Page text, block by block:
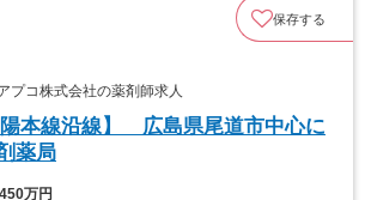
保存する
コ株式会社の薬剤師求人
陽本線沿線】 広島県尾道市中心に
薬局
万円